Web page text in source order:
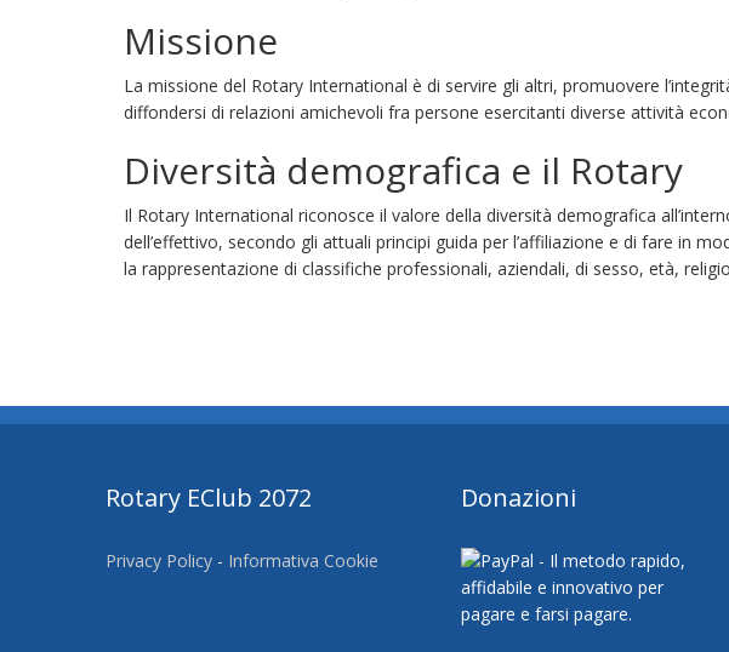
Missione
La missione del Rotary International è di servire gli altri, promuovere
diffondersi di relazioni amichevoli fra persone esercitanti diverse attività
Diversità demografica e il Rotary
Il Rotary International riconosce il valore della diversità demografica
dell’effettivo, secondo gli attuali principi guida per l’affiliazione e di fare in
la rappresentazione di classifiche professionali, aziendali, di sesso, età,
Rotary EClub 2072
Privacy Policy - Informativa Cookie
Donazioni